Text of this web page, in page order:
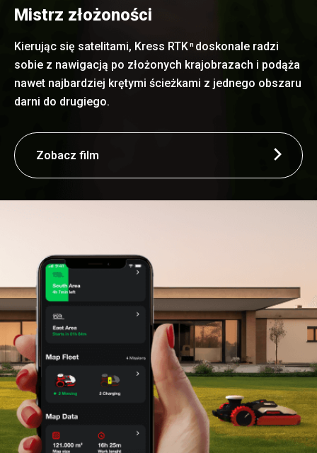
Mistrz złożoności
Kierując się satelitami, Kress RTK ndoskonale radzi
sobie z nawigacją po złożonych krajobrazach i podąża
nawet najbardziej krętymi ścieżkami z jednego obszaru
darni do drugiego.
Zobacz film